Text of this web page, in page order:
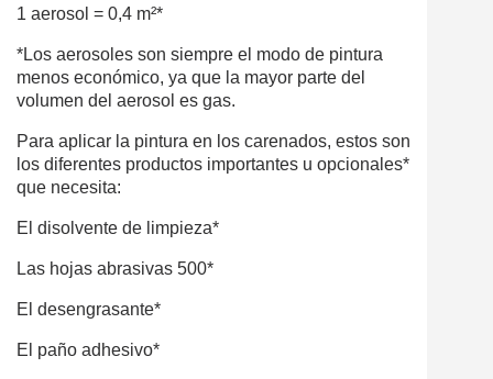
1 aerosol = 0,4 m²*
*Los aerosoles son siempre el modo de pintura
menos económico, ya que la mayor parte del
volumen del aerosol es gas.
Para aplicar la pintura en los carenados, estos son
los diferentes productos importantes u opcionales*
que necesita:
El disolvente de limpieza*
Las hojas abrasivas 500*
El desengrasante*
El paño adhesivo*